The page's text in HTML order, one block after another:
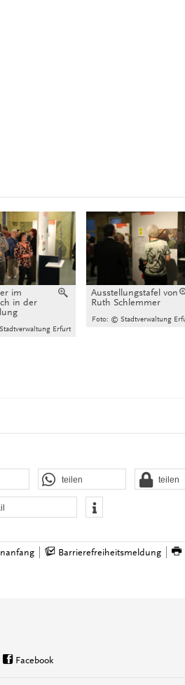
Vergrößern
im
in der
Erfurt
Ausstellungstafel von
Ruth Schlemmer
Foto: © Stadtverwaltung
teilen teilen
Barrierefreiheitsmeldung
Facebook